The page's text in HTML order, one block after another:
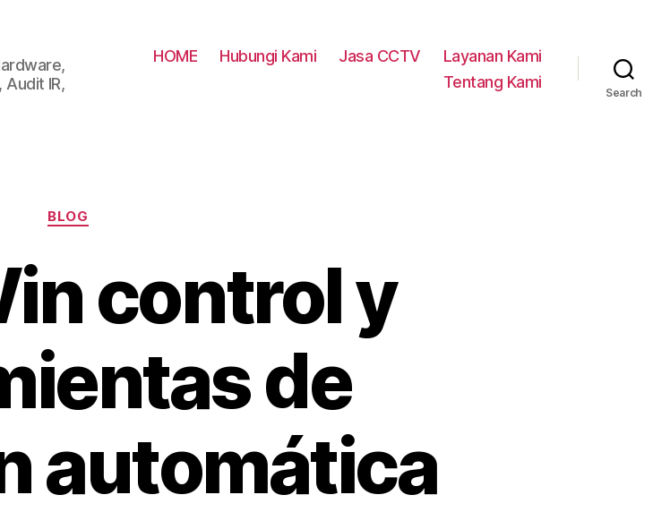
IR,
HOME Hubungi Kami Jasa CCTV
Layanan Kami
Tentang Kami
Search
Categories
BLOG
control y
de
automática